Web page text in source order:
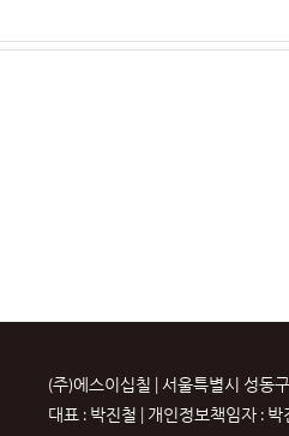
(주)에스이십칠 | 서울특별시 성동
대표 : 박진철 | 개인정보책임자 : 박